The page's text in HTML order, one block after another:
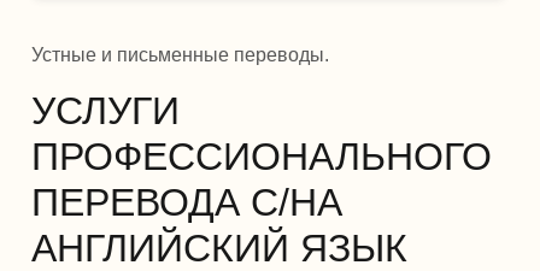
Устные и письменные переводы.
УСЛУГИ
ПРОФЕССИОНАЛЬНОГО
ПЕРЕВОДА С/НА
АНГЛИЙСКИЙ ЯЗЫК